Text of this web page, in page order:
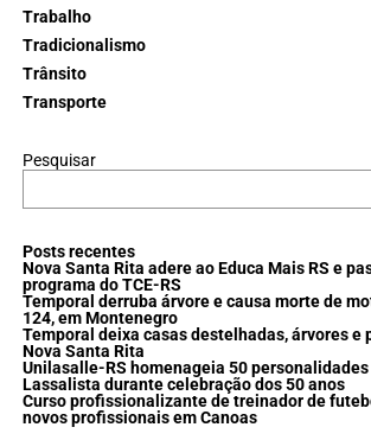
Trabalho
Tradicionalismo
Trânsito
Transporte
Pesquisar
Posts recentes
Nova Santa Rita adere ao Educa Mais RS e
programa do TCE-RS
Temporal derruba árvore e causa morte de
124, em Montenegro
Temporal deixa casas destelhadas, árvores e
Nova Santa Rita
Unilasalle-RS homenageia 50 personalidades
Lassalista durante celebração dos 50 anos
Curso profissionalizante de treinador de
novos profissionais em Canoas